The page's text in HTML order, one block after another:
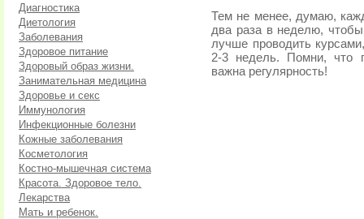
Диагностика
Диетология
Заболевания
Здоровое питание
Здоровый образ жизни.
Занимательная медицина
Здоровье и секс
Иммунология
Инфекционные болезни
Кожные заболевания
Косметология
Костно-мышечная система
Красота. Здоровое тело.
Лекарства
Мать и ребенок.
Тем не менее, думаю,
два раза в неделю,
лучше проводить
2-3 недель. Помни, что
важна регулярность!